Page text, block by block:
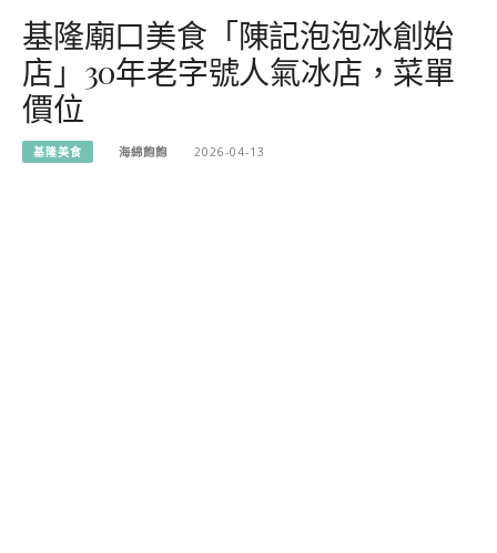
基隆廟口美食「陳記泡泡冰創始
店」30年老字號人氣冰店，菜單
價位
基隆美食 海綿飽飽 2026-04-13